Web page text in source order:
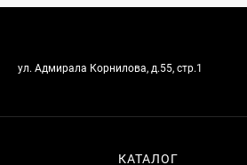
ул. Адмирала Корнилова, д.55, стр.1
КАТАЛОГ